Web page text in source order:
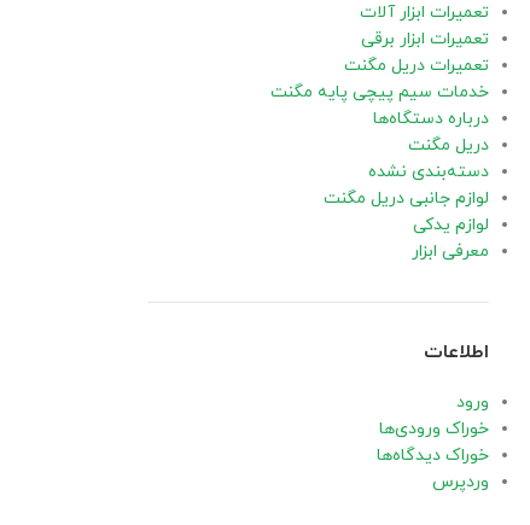
تعمیرات ابزار آلات
تعمیرات ابزار برقی
تعمیرات دریل مگنت
خدمات سیم پیچی پایه مگنت
درباره دستگاه‌ها
دریل مگنت
دسته‌بندی نشده
لوازم جانبی دریل مگنت
لوازم یدکی
معرفی ابزار
اطلاعات
ورود
خوراک ورودی‌ها
خوراک دیدگاه‌ها
وردپرس